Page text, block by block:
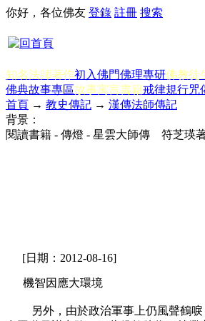
你好，各位佛友 登錄 註冊 搜索
知名法師著作初入佛門佛理專研佛教徒
佛典故事專區故事寓言書籍戒律規行咒
首頁 → 教史傳記 → 漢傳法師傳記
背景：
閱讀書籍 - 傳燈 - 星雲大師傳 符芝瑛
[日期：2012-08-16]
機智因應大環境
另外，由於政治軍事上仍風聲鶴唳，